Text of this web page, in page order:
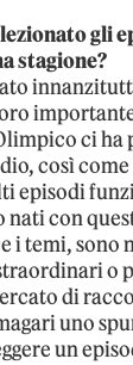
gli
stagione?
ci ha
così
episodi
nati con
i temi, sono
o
di
uno
un